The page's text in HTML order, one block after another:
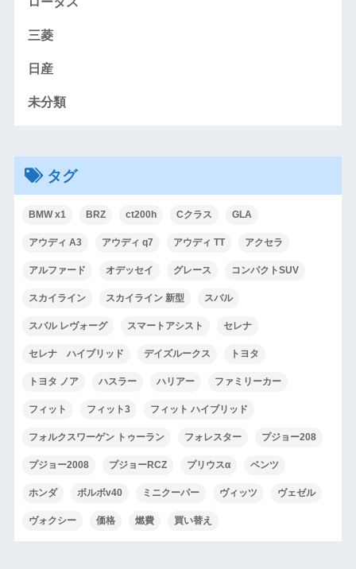
三菱
日産
未分類
タグ
BMW x1 BRZ ct200h Cクラス GLA
アウディ A3 アウディ q7 アウディ TT アクセラ
アルファード オデッセイ グレース コンパクトSUV
スカイライン スカイライン 新型 スバル
スバル レヴォーグ スマートアシスト セレナ
セレナ ハイブリッド デイズルークス トヨタ
トヨタ ノア ハスラー ハリアー ファミリーカー
フィット フィット3 フィット ハイブリッド
フォルクスワーゲン トゥーラン フォレスター プジョー208
プジョー2008 プジョーRCZ プリウスα ベンツ
ホンダ ボルボv40 ミニクーパー ヴィッツ ヴェゼル
ヴォクシー 価格 燃費 買い替え